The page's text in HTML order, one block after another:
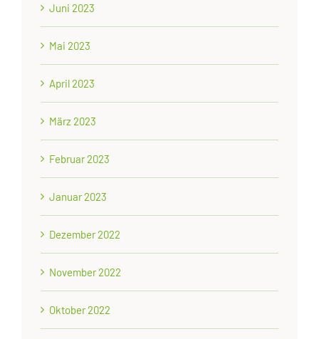
Juni 2023
Mai 2023
April 2023
März 2023
Februar 2023
Januar 2023
Dezember 2022
November 2022
Oktober 2022